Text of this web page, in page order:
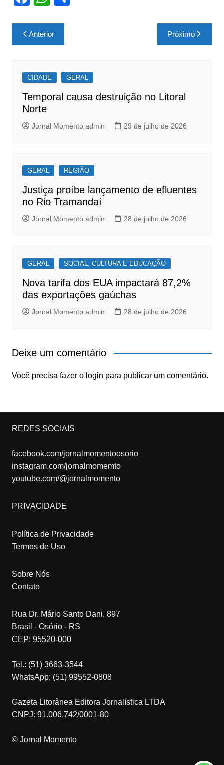
c
e
o
o
k
at
s
p
p
Navegação
de
Anterior Próximo
CIDADE GERAL
Temporal causa destruição no Litoral
Norte
Jornal Momento admin 29 de julho de 2026
GERAL REGIÃO
Justiça proíbe lançamento de efluentes
no Rio Tramandaí
Jornal Momento admin 28 de julho de 2026
GERAL SOCIAL, CULTURA E EDUCAÇÃO
Nova tarifa dos EUA impactará 87,2%
das exportações gaúchas
Jornal Momento admin 28 de julho de 2026
Deixe um comentário
Você precisa fazer o login para publicar um comentário.
REDES SOCIAIS
facebook.com/jornalmomentoosorio
instagram.com/jornalmomemto
youtube.com/@jornalmomento
PRIVACIDADE
Política de Privacidade
Termos de Uso
Sobre Nós
Contato
Rua Dr. Mário Santo Dani, 897
Brasil - Osório - RS
CEP: 95520-000
Tel.: (51) 3663-3544
WhatsApp: (51) 99552-0808
Gazeta Litorânea Editora Jornalística LTDA
CNPJ: 91.006.742/0001-80
© Jornal Momento